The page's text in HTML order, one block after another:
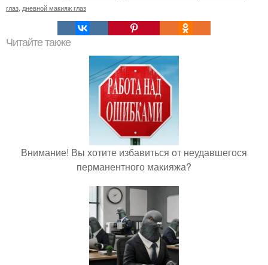
глаз дневной макияж глаз
Читайте также
Внимание! Вы хотите избавиться от неудавшегося
перманентного макияжа?